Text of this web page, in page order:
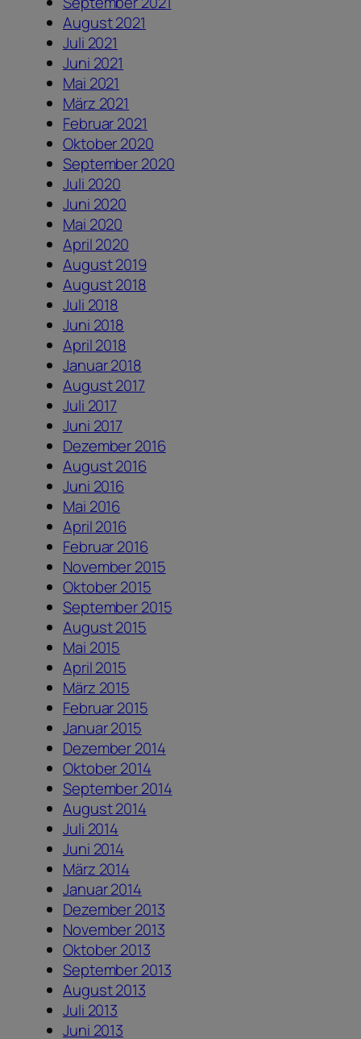
August 2021
Juli 2021
Juni 2021
Mai 2021
März 2021
Februar 2021
Oktober 2020
September 2020
Juli 2020
Juni 2020
Mai 2020
April 2020
August 2019
August 2018
Juli 2018
Juni 2018
April 2018
Januar 2018
August 2017
Juli 2017
Juni 2017
Dezember 2016
August 2016
Juni 2016
Mai 2016
April 2016
Februar 2016
November 2015
Oktober 2015
September 2015
August 2015
Mai 2015
April 2015
März 2015
Februar 2015
Januar 2015
Dezember 2014
Oktober 2014
September 2014
August 2014
Juli 2014
Juni 2014
März 2014
Januar 2014
Dezember 2013
November 2013
Oktober 2013
September 2013
August 2013
Juli 2013
Juni 2013